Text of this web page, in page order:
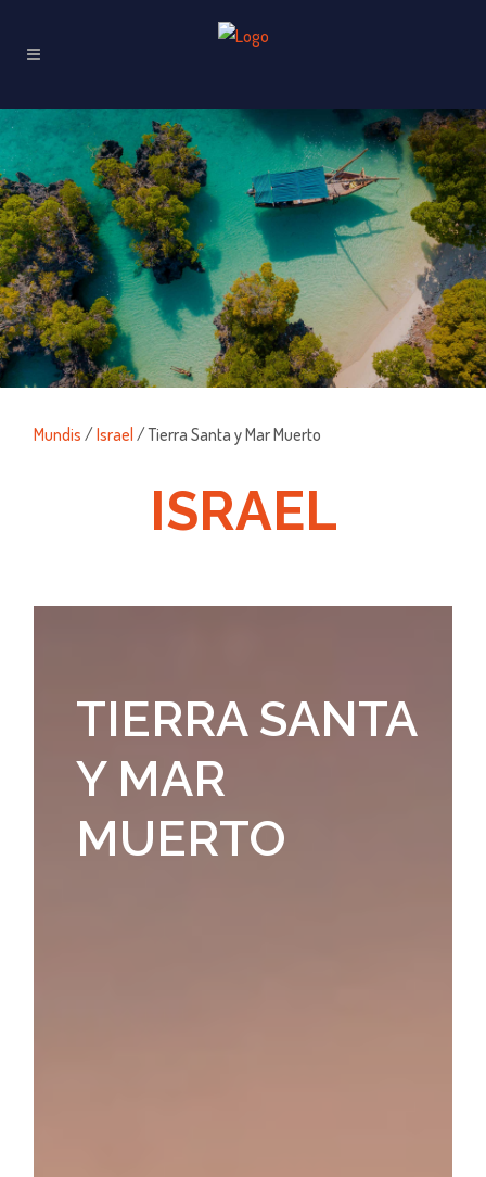
Mundis /Israel / Tierra Santa y Mar Muerto
ISRAEL
TIERRA SANTA
Y MAR
MUERTO